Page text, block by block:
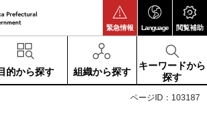
緊急情報 Language 閲覧補助
的から探す 組織から探す
キーワードから
探す
ページID：103187